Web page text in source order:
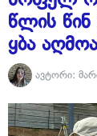
წლის წინ
ყბა
ავტორი: